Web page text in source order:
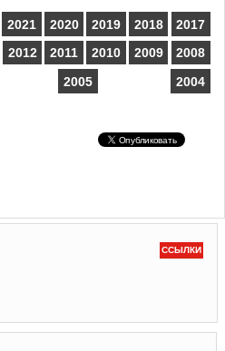
2021 2020 2019 2018
2017
2012 2011 2010 2009
2008
2005 2004
ССЫЛКИ